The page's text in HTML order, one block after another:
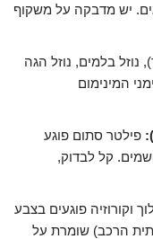
יש מדבקה על משקוף
נוזל בלמים, נוזל הגה
המינימום
פילטר סתום פוגע
קל לבדוק,
וקורוזיה פוגעים בצבע
הרכב) שומרת על